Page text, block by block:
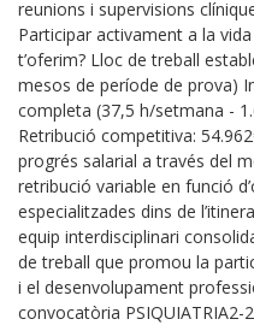
reunions i supervisions
Participar activament a la
t’oferim? Lloc de treball
mesos de període de prova)
completa (37,5 h/setmana -
Retribució competitiva:
progrés salarial a través del
retribució variable en funció
especialitzades dins de
equip interdisciplinari
de treball que promou la
i el desenvolupament
convocatòria PSIQUIATRIA2-